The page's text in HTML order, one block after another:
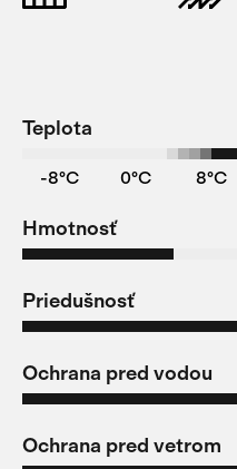
Teplota
-8°C 0°C 8°C
Hmotnosť
Priedušnosť
Ochrana pred vodou
Ochrana pred vetrom